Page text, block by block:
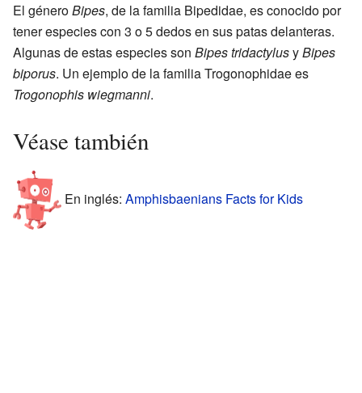
El géneroBipes, de la familia Bipedidae, es conocido por
tener especies con 3 o 5 dedos en sus patas delanteras.
Algunas de estas especies son Bipes tridactylusyBipes
biporus. Un ejemplo de la familia Trogonophidae es
Trogonophis wiegmanni.
Véase también
En inglés: Amphisbaenians Facts for Kids